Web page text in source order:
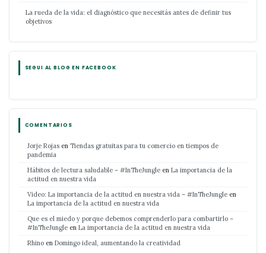
La rueda de la vida: el diagnóstico que necesitás antes de definir tus
objetivos
SEGUI AL BLOG EN FACEBOOK
COMENTARIOS
Jorje Rojas en Tiendas gratuitas para tu comercio en tiempos de
pandemia
Hábitos de lectura saludable – #InTheJungle en La importancia de la
actitud en nuestra vida
Video: La importancia de la actitud en nuestra vida – #InTheJungle en
La importancia de la actitud en nuestra vida
Que es el miedo y porque debemos comprenderlo para combartirlo –
#InTheJungle en La importancia de la actitud en nuestra vida
Rhino en Domingo ideal, aumentando la creatividad